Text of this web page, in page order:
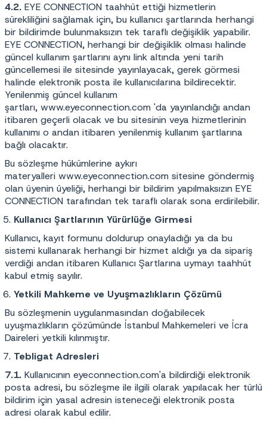
4.2. EYE CONNECTION taahhüt ettiği hizmetlerin
sürekliliğini sağlamak için, bu kullanıcı şartlarında herhangi
bir bildirimde bulunmaksızın tek taraflı değişiklik yapabilir.
EYE CONNECTION, herhangi bir değişiklik olması halinde
güncel kullanım şartlarını aynı link altında yeni tarih
güncellemesi ile sitesinde yayınlayacak, gerek görmesi
halinde elektronik posta ile kullanıcılarına bildirecektir.
Yenilenmiş güncel kullanım
şartları, www.eyeconnection.com 'da yayınlandığı andan
itibaren geçerli olacak ve bu sitesinin veya hizmetlerinin
kullanımı o andan itibaren yenilenmiş kullanım şartlarına
bağlı olacaktır.
Bu sözleşme hükümlerine aykırı
materyalleri www.eyeconnection.com sitesine göndermiş
olan üyenin üyeliği, herhangi bir bildirim yapılmaksızın EYE
CONNECTION tarafından tek taraflı olarak sona erdirilebilir.
Kullanıcı Şartlarının Yürürlüğe Girmesi
Kullanıcı, kayıt formunu doldurup onayladığı ya da bu
sistemi kullanarak herhangi bir hizmet aldığı ya da sipariş
verdiği andan itibaren Kullanıcı Şartlarına uymayı taahhüt
kabul etmiş sayılır.
Yetkili Mahkeme ve Uyuşmazlıkların Çözümü
Bu sözleşmenin uygulanmasından doğabilecek
uyuşmazlıkların çözümünde İstanbul Mahkemeleri ve İcra
Daireleri yetkili kılınmıştır.
Tebligat Adresleri
7.1. Kullanıcının eyeconnection.com'a bildirdiği elektronik
posta adresi, bu sözleşme ile ilgili olarak yapılacak her türlü
bildirim için yasal adresin isteneceği elektronik posta
adresi olarak kabul edilir.